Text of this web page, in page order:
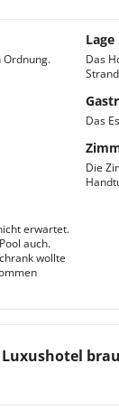
und
in Ruhe
Ordnung.
Lage
Das
Das
Die
erwartet.
auch.
wollte